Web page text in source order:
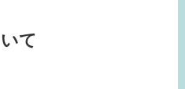
て